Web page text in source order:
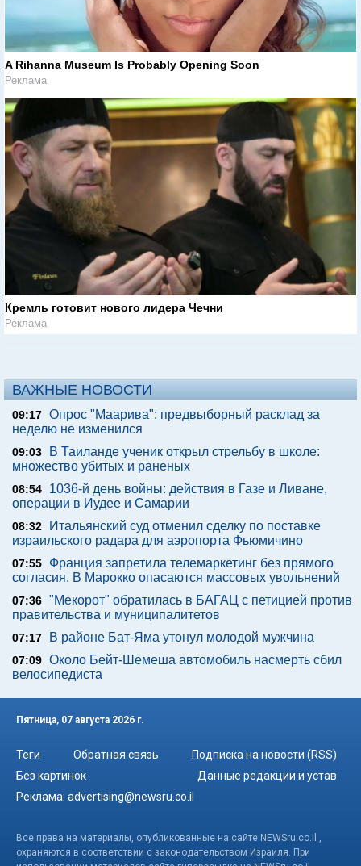
A Rihanna Museum Is Probably Opening Soon
Реклама
Кремль готовит нового лидера Чечни
Реклама
ВАЖНЫЕ НОВОСТИ
09:17 Опрос "Mаарива": предвыборный расклад за
неделю не изменился
09:03
В Таиланде ученик открыл стрельбу в школе:
множество убитых и раненых
08:54
1036-й день войны: действия в Газе и Ливане,
операции в Иудее и Самарии
08:32
Итальянский суд отменил сделку по поставке
израильского радара для аэропорта Фьюмичино
07:55
Франция запретила телемаркетинг без прямого
согласия. В Марокко опасаются массовых увольнений
07:36 "Мекорот" обратилась в БАГАЦ с петицией против
правительства и муниципалитетов
07:17 В районе Бат-Яма утонул молодой мужчина
07:09 Около Бейт-Шемеша автомобиль насмерть сбил
велосипедиста
Пятница, 07 августа 2026 г.
Теги Обратная связь
Подписка на новости (RSS)
Без картинок
Данные редакции и устав
Реклама: advertising@newsru.co.il
Все права на материалы, опубликованные на сайте NEWSru.co.il ,
охраняются в соответствии с законодательством Израиля. При